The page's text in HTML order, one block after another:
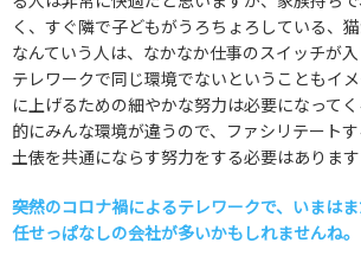
く、すぐ隣で子どもがうろちょろしている、猫
なんていう人は、なかなか仕事のスイッチが入
テレワークで同じ環境でないということもイ
に上げるための細やかな努力は必要になって
的にみんな環境が違うので、ファシリテート
土俵を共通にならす努力をする必要はあります
――突然のコロナ禍によるテレワークで、いまは
任せっぱなしの会社が多いかもしれませんね。